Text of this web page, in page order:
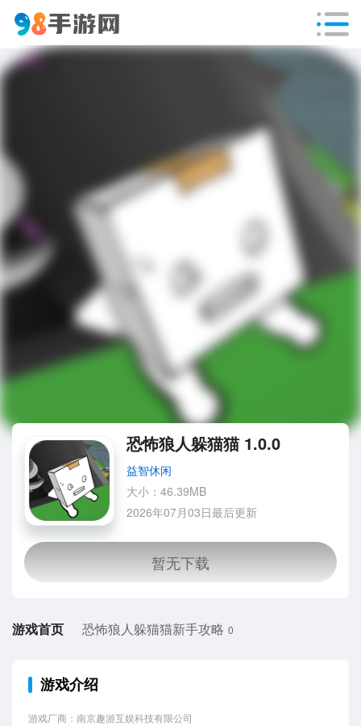
恐怖狼人躲猫猫 1.0.0
益智休闲
大小：46.39MB
2026年07月03日最后更新
游戏首页 恐怖狼人躲猫猫新手攻略 0
游戏介绍
游戏厂商：南京趣游互娱科技有限公司